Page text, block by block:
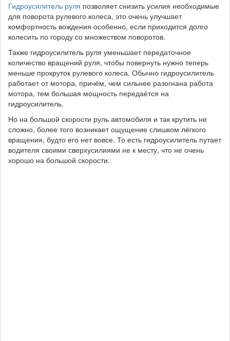
Гидроусилитель руля позволяет снизить усилия необходимые
для поворота рулевого колеса, это очень улучшает
комфортность вождения особенно, если приходится долго
колесить по городу со множеством поворотов.
Также гидроусилитель руля уменьшает передаточное
количество вращений руля, чтобы повернуть нужно теперь
меньше прокруток рулевого колеса. Обычно гидроусилитель
работает от мотора, причём, чем сильнее разогнана работа
мотора, тем большая мощность передаётся на
гидроусилитель.
Но на большой скорости руль автомобиля и так крутить не
сложно, более того возникает ощущение слишком лёгкого
вращения, будто его нет вовсе. То есть гидроусилитель путает
водителя своими сверхусилиями не к месту, что не очень
хорошо на большой скорости.